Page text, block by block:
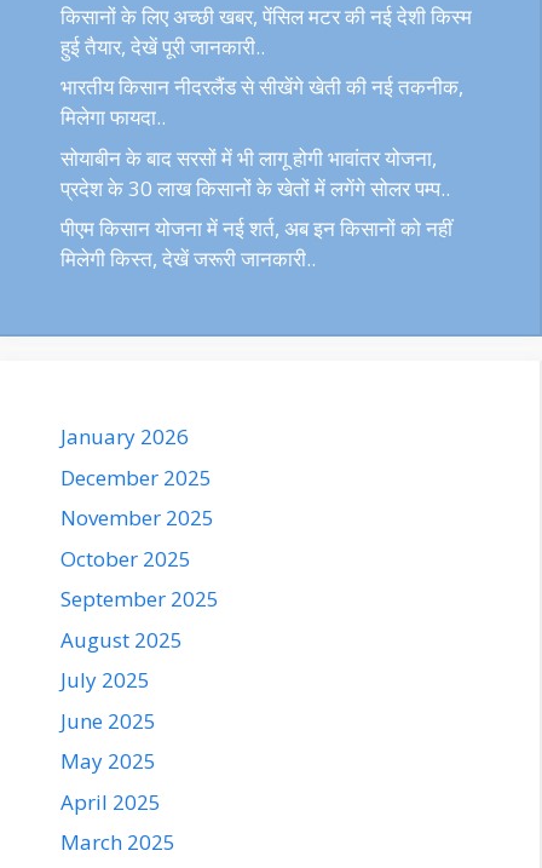
किसानों के लिए अच्छी खबर, पेंसिल मटर की नई देशी किस्म
हुई तैयार, देखें पूरी जानकारी..
भारतीय किसान नीदरलैंड से सीखेंगे खेती की नई तकनीक,
मिलेगा फायदा..
सोयाबीन के बाद सरसों में भी लागू होगी भावांतर योजना,
प्रदेश के 30 लाख किसानों के खेतों में लगेंगे सोलर पम्प..
पीएम किसान योजना में नई शर्त, अब इन किसानों को नहीं
मिलेगी किस्त, देखें जरूरी जानकारी..
January 2026
December 2025
November 2025
October 2025
September 2025
August 2025
July 2025
June 2025
May 2025
April 2025
March 2025